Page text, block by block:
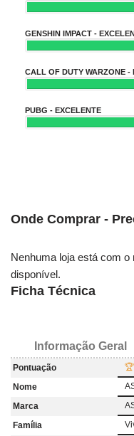
GENSHIN IMPACT -
CALL OF DUTY WARZONE -
PUBG - EXCELENTE
Onde Comprar -
Nenhuma loja está com
disponível.
Ficha Técnica
Informação Geral
Pontuação
Nome
Marca
Família